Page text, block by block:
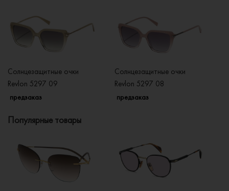
Солнцезащитные очки
Revlon 5297 09
предзаказ
Солнцезащитные очки
Revlon 5297 08
предзаказ
Популярные товары